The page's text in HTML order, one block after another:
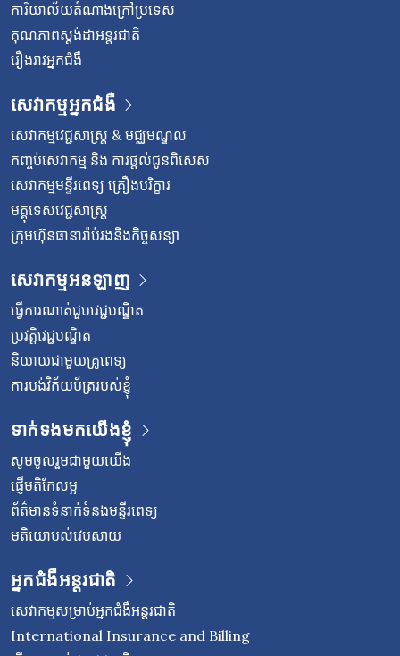
ការិយាល័យតំណាងក្រៅប្រទេស
គុណភាពស្តង់ដាអន្តរជាតិ
រឿងរាវអ្នកជំងឺ
សេវាកម្មអ្នកជំងឺ
សេវាកម្មវេជ្ជសាស្រ្ត & មជ្ឈមណ្ឌល
កញ្ចប់សេវាកម្ម និង ការផ្តល់ជូនពិសេស
សេវាកម្មមន្ទីរពេទ្យ គ្រឿងបរិក្ខារ
មគ្គុទេសវេជ្ជសាស្ត្រ
ក្រុមហ៊ុនធានារ៉ាប់រងនិងកិច្ចសន្យា
សេវាកម្មអនឡាញ
ធ្វើការណាត់ជួបវេជ្ជបណ្ឌិត
ប្រវត្តិវេជ្ជបណ្ឌិត
និយាយជាមួយគ្រូពេទ្យ
ការបង់វិក័យប័ត្ររបស់ខ្ញុំ
ទាក់ទងមកយើងខ្ញុំ
សូមចូលរួមជាមួយយើង
ផ្ញើមតិកែលម្អ
ព័ត៌មានទំនាក់ទំនងមន្ទីរពេទ្យ
មតិយោបល់វេបសាយ
អ្នកជំងឺអន្តរជាតិ
សេវាកម្មសម្រាប់អ្នកជំងឺអន្តរជាតិ
International Insurance and Billing